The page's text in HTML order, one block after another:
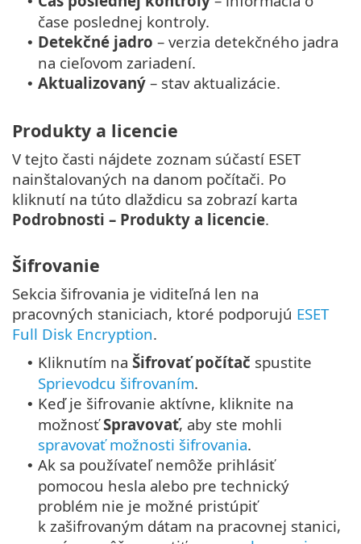
čase poslednej kontroly.
• Detekčné jadro – verzia detekčného jadra
na cieľovom zariadení.
• Aktualizovaný – stav aktualizácie.
Produkty a licencie
V tejto časti nájdete zoznam súčastí ESET
nainštalovaných na danom počítači. Po
kliknutí na túto dlaždicu sa zobrazí karta
Podrobnosti – Produkty a licencie.
Šifrovanie
Sekcia šifrovania je viditeľná len na
pracovných staniciach, ktoré podporujú ESET
Full Disk Encryption.
• Kliknutím na Šifrovať počítač spustite
Sprievodcu šifrovaním.
• Keď je šifrovanie aktívne, kliknite na
možnosťSpravovať, aby ste mohli
spravovať možnosti šifrovania.
• Ak sa používateľ nemôže prihlásiť
pomocou hesla alebo pre technický
problém nie je možné pristúpiť
k zašifrovaným dátam na pracovnej stanici,